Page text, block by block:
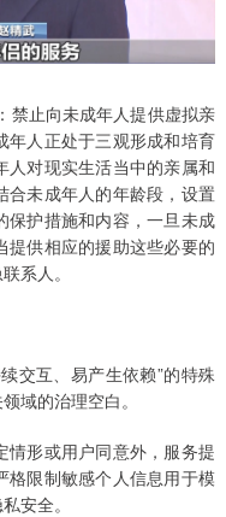
禁止向未成年人提供虚拟亲
年人正处于三观形成和培育
对现实生活当中的亲属和
合未成年人的年龄段，设置
保护措施和内容，一旦未成
供相应的援助这些必要的
系人。
交互、易产生依赖”的特殊
域的治理空白。
形或用户同意外，服务提
格限制敏感个人信息用于模
安全。